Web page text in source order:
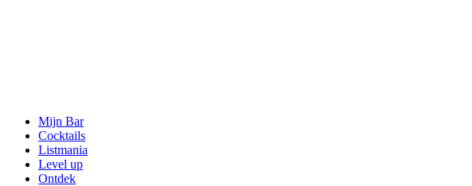
Mijn Bar
Cocktails
Listmania
Level up
Ontdek